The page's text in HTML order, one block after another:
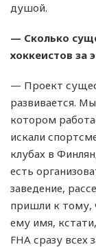
душой.
— Сколько
хоккеистов за
— Проект
развивается.
котором
искали
клубах в
есть
заведение,
пришли к тому,
ему имя,
FHA сразу всех